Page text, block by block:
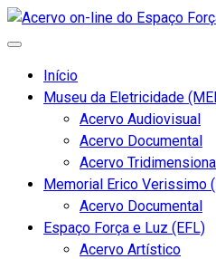
Início
Museu da Eletricidade
Acervo Audiovisual
Acervo Documental
Acervo
Memorial Erico Verissimo
Acervo Documental
Espaço Força e Luz (EFL)
Acervo Artístico